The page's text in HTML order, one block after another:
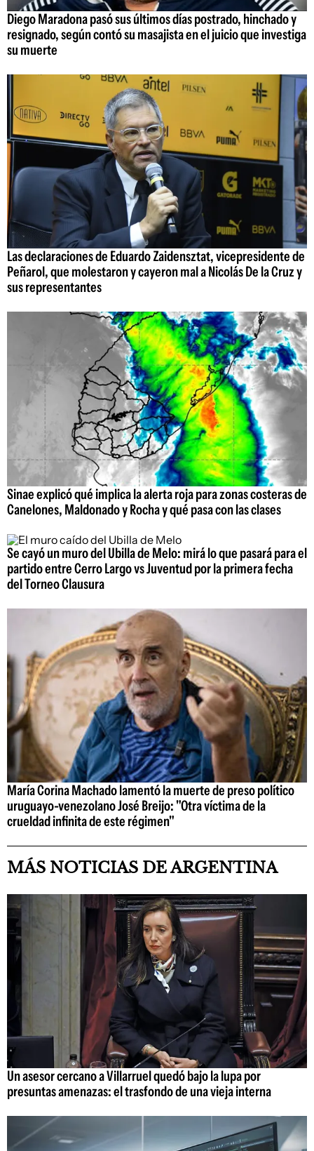
Diego Maradona pasó sus últimos días postrado, hinchado y
resignado, según contó su masajista en el juicio que investiga
su muerte
Las declaraciones de Eduardo Zaidensztat, vicepresidente de
Peñarol, que molestaron y cayeron mal a Nicolás De la Cruz y
sus representantes
Sinae explicó qué implica la alerta roja para zonas costeras de
Canelones, Maldonado y Rocha y qué pasa con las clases
Se cayó un muro del Ubilla de Melo: mirá lo que pasará para el
partido entre Cerro Largo vs Juventud por la primera fecha
del Torneo Clausura
María Corina Machado lamentó la muerte de preso político
uruguayo-venezolano José Breijo: "Otra víctima de la
crueldad infinita de este régimen"
MÁS NOTICIAS DE ARGENTINA
Un asesor cercano a Villarruel quedó bajo la lupa por
presuntas amenazas: el trasfondo de una vieja interna